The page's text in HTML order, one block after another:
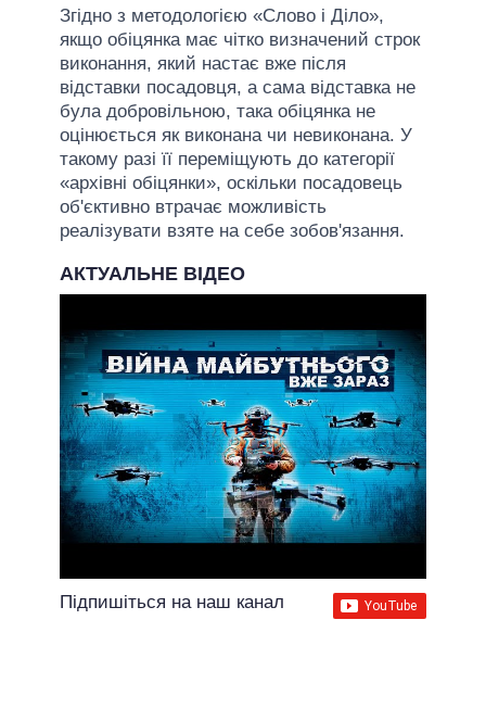
Згідно з методологією «Слово і Діло»,
якщо обіцянка має чітко визначений строк
виконання, який настає вже після
відставки посадовця, а сама відставка не
була добровільною, така обіцянка не
оцінюється як виконана чи невиконана. У
такому разі її переміщують до категорії
«архівні обіцянки», оскільки посадовець
об'єктивно втрачає можливість
реалізувати взяте на себе зобов'язання.
АКТУАЛЬНЕ ВІДЕО
Підпишіться на наш канал